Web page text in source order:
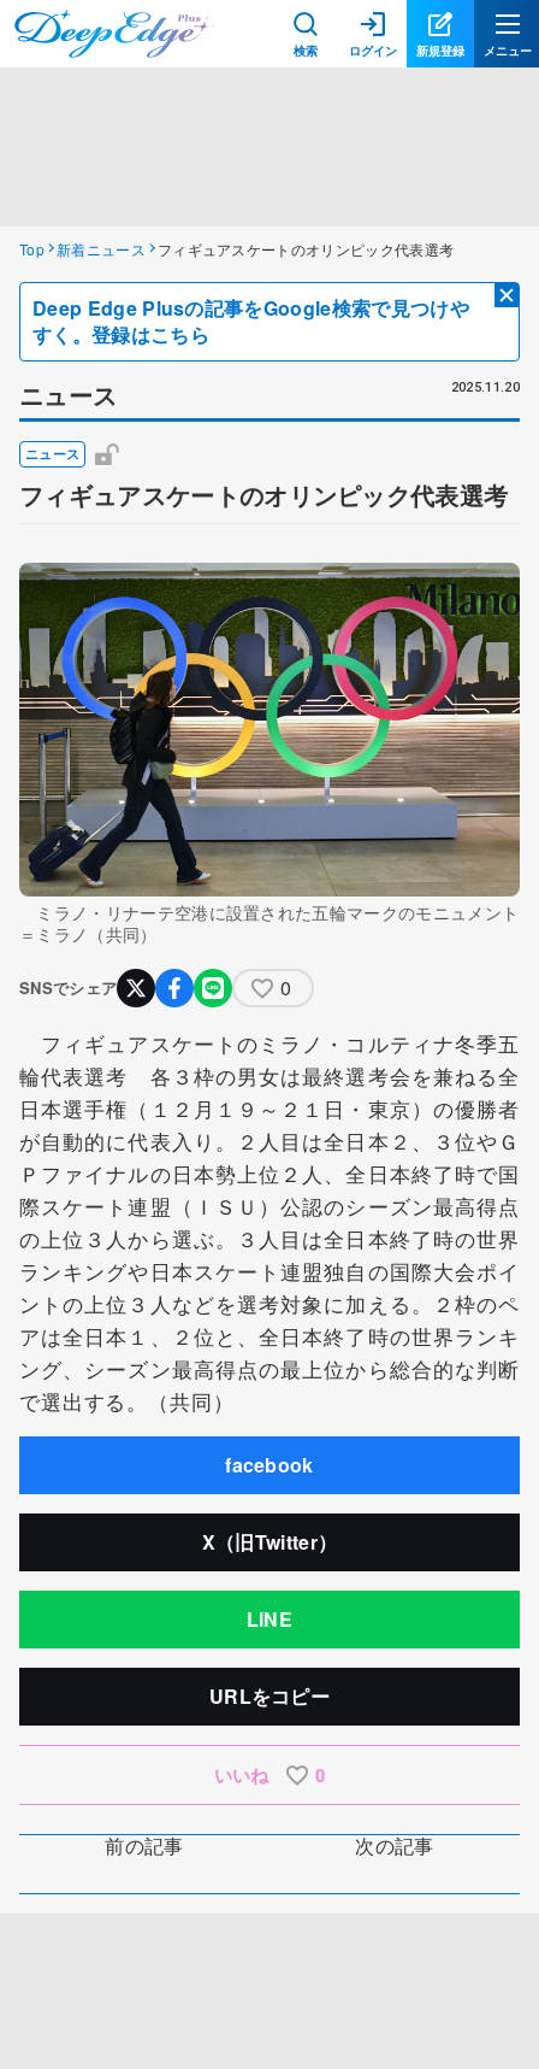
検索 ログイン 新規登録 メニュー
Top 新着ニュース フィギュアスケートのオリンピック代表選考
Deep Edge Plusの記事をGoogle検索で見つけや
すく。登録はこちら
ニュース 2025.11.20
ニュース
フィギュアスケートのオリンピック代表選考
ミラノ・リナーテ空港に設置された五輪マークのモニュメント
＝ミラノ（共同）
SNSでシェア 0
フィギュアスケートのミラノ・コルティナ冬季五
輪代表選考 各３枠の男女は最終選考会を兼ねる全
日本選手権（１２月１９～２１日・東京）の優勝者
が自動的に代表入り。２人目は全日本２、３位やＧ
Ｐファイナルの日本勢上位２人、全日本終了時で国
際スケート連盟（ＩＳＵ）公認のシーズン最高得点
の上位３人から選ぶ。３人目は全日本終了時の世界
ランキングや日本スケート連盟独自の国際大会ポイ
ントの上位３人などを選考対象に加える。２枠のペ
アは全日本１、２位と、全日本終了時の世界ランキ
ング、シーズン最高得点の最上位から総合的な判断
で選出する。（共同）
facebook
X（旧Twitter）
LINE
URLをコピー
いいね 0
前の記事 次の記事